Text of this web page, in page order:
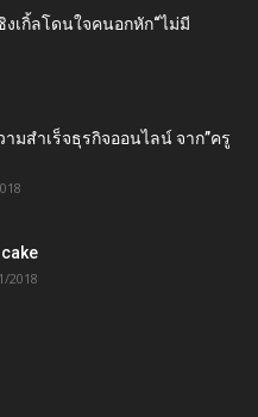
งเกิ้ลโดนใจคนอกหัก“ไม่มี
มสำเร็จธุรกิจออนไลน์ จาก”ครู
2018